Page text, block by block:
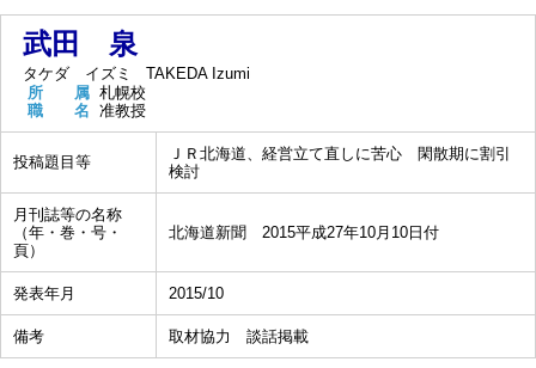
武田 泉
タケダ イズミ
TAKEDA Izumi
所 属 札幌校
職 名 准教授
投稿題目等
ＪＲ北海道、経営立て直しに苦心 閑散期に割引
検討
月刊誌等の名称
（年・巻・号・
頁）
北海道新聞 2015平成27年10月10日付
発表年月 2015/10
備考 取材協力 談話掲載